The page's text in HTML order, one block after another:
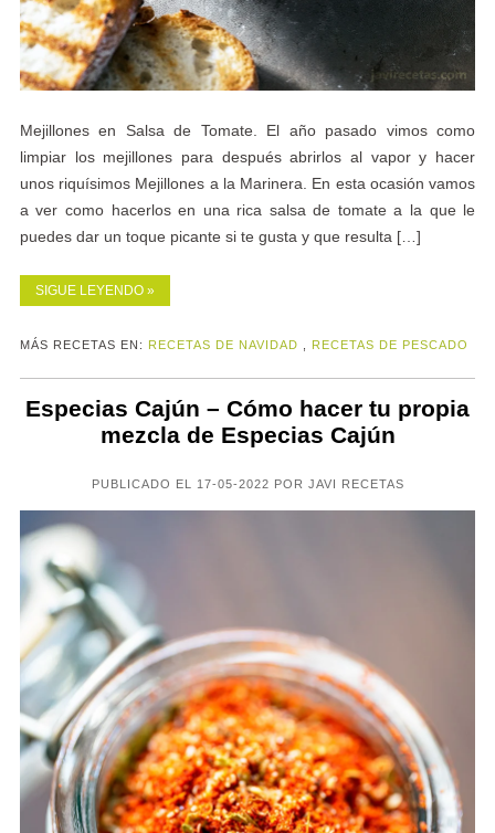
Mejillones en Salsa de Tomate. El año pasado vimos como
limpiar los mejillones para después abrirlos al vapor y hacer
unos riquísimos Mejillones a la Marinera. En esta ocasión vamos
a ver como hacerlos en una rica salsa de tomate a la que le
puedes dar un toque picante si te gusta y que resulta […]
SIGUE LEYENDO »
MÁS RECETAS EN: RECETAS DE NAVIDAD RECETAS DE PESCADO
Especias Cajún – Cómo hacer tu propia
mezcla de Especias Cajún
PUBLICADO EL 17-05-2022 POR JAVI RECETAS